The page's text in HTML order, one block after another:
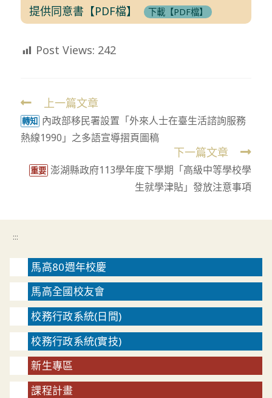
提供同意書【PDF檔】
下載【PDF檔】
Post Views: 242
Read
more
articles
上一篇文章
轉知 內政部移民署設置「外來人士在臺生活諮詢服務
熱線1990」之多語宣導摺頁圖稿
下一篇文章
重要 澎湖縣政府113學年度下學期「高級中等學校學
生就學津貼」發放注意事項
:::
馬高80週年校慶
馬高全國校友會
校務行政系統(日間)
校務行政系統(實技)
新生專區
課程計畫